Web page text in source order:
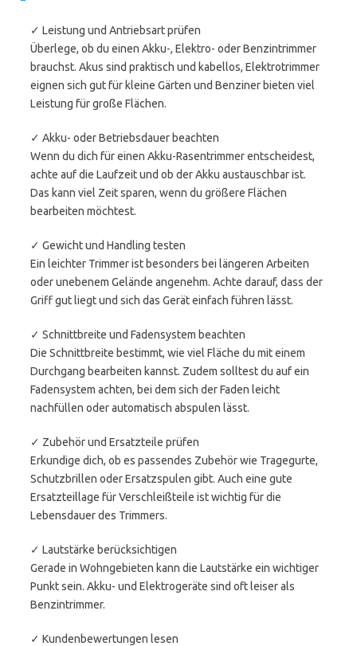
✓ Leistung und Antriebsart prüfen
Überlege, ob du einen Akku-, Elektro- oder Benzintrimmer
brauchst. Akus sind praktisch und kabellos, Elektrotrimmer
eignen sich gut für kleine Gärten und Benziner bieten viel
Leistung für große Flächen.
✓ Akku- oder Betriebsdauer beachten
Wenn du dich für einen Akku-Rasentrimmer entscheidest,
achte auf die Laufzeit und ob der Akku austauschbar ist.
Das kann viel Zeit sparen, wenn du größere Flächen
bearbeiten möchtest.
✓ Gewicht und Handling testen
Ein leichter Trimmer ist besonders bei längeren Arbeiten
oder unebenem Gelände angenehm. Achte darauf, dass der
Griff gut liegt und sich das Gerät einfach führen lässt.
✓ Schnittbreite und Fadensystem beachten
Die Schnittbreite bestimmt, wie viel Fläche du mit einem
Durchgang bearbeiten kannst. Zudem solltest du auf ein
Fadensystem achten, bei dem sich der Faden leicht
nachfüllen oder automatisch abspulen lässt.
✓ Zubehör und Ersatzteile prüfen
Erkundige dich, ob es passendes Zubehör wie Tragegurte,
Schutzbrillen oder Ersatzspulen gibt. Auch eine gute
Ersatzteillage für Verschleißteile ist wichtig für die
Lebensdauer des Trimmers.
✓ Lautstärke berücksichtigen
Gerade in Wohngebieten kann die Lautstärke ein wichtiger
Punkt sein. Akku- und Elektrogeräte sind oft leiser als
Benzintrimmer.
✓ Kundenbewertungen lesen